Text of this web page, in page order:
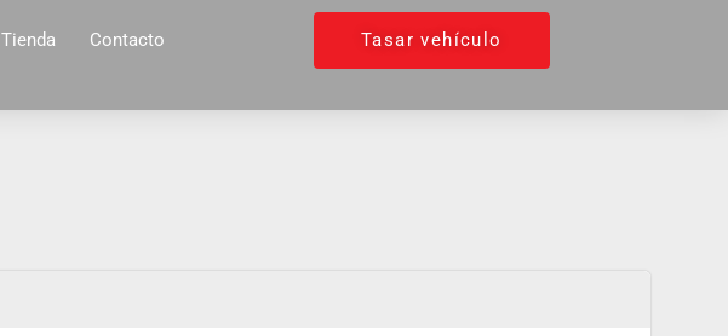
Tienda Contacto Tasar vehículo